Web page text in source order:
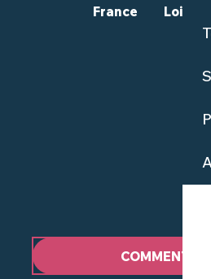
COMMENT
France Loire-